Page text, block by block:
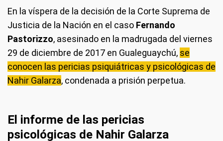
En la víspera de la decisión de la Corte Suprema de
Justicia de la Nación en el caso Fernando
Pastorizzo, asesinado en la madrugada del viernes
29 de diciembre de 2017 en Gualeguaychú, se
conocen las pericias psiquiátricas y psicológicas de
Nahir Galarza, condenada a prisión perpetua.
El informe de las pericias
psicológicas de Nahir Galarza